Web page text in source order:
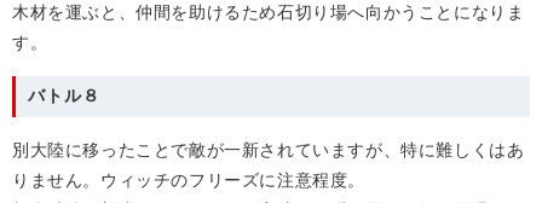
木材を運ぶと、仲間を助けるため石切り場へ向かうことになりま
す。
バトル８
別大陸に移ったことで敵が一新されていますが、特に難しくはあ
りません。ウィッチのフリーズに注意程度。